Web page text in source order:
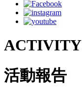
ACTIVITY
活動報告